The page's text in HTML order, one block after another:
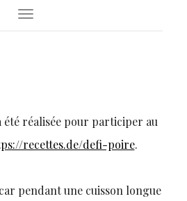
Toggle
Navigation
été réalisée pour participer au
recettes.de/defi-poire.
pendant une cuisson longue